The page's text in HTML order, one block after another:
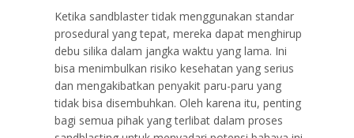
Ketika sandblaster tidak menggunakan standar
prosedural yang tepat, mereka dapat menghirup
debu silika dalam jangka waktu yang lama. Ini
bisa menimbulkan risiko kesehatan yang serius
dan mengakibatkan penyakit paru-paru yang
tidak bisa disembuhkan. Oleh karena itu, penting
bagi semua pihak yang terlibat dalam proses